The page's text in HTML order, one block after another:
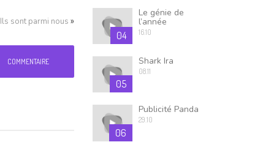
Ils sont parmi nous »
COMMENTAIRE
04
Le génie de
l’année
16.10
05
Shark Ira
08.11
06
Publicité Panda
29.10